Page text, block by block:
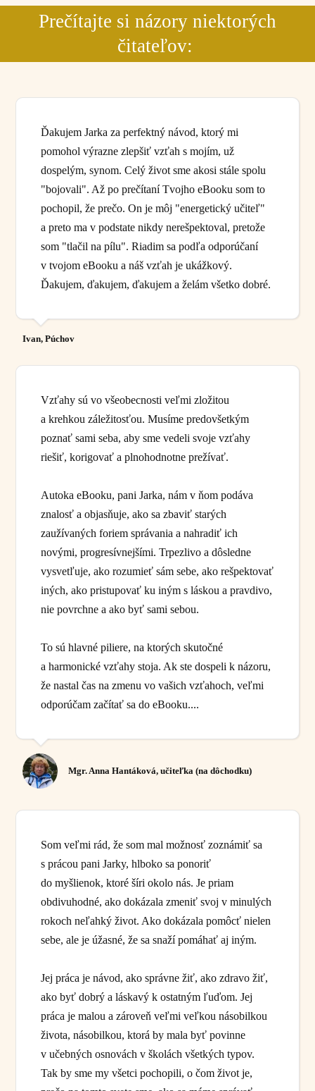
Prečítajte si názory niektorých
čitateľov:
Ďakujem Jarka za perfektný návod, ktorý mi
pomohol výrazne zlepšiť vzťah s mojím, už
dospelým, synom. Celý život sme akosi stále spolu
"bojovali". Až po prečítaní Tvojho eBooku som to
pochopil, že prečo. On je môj "energetický učiteľ"
a preto ma v podstate nikdy nerešpektoval, pretože
som "tlačil na pílu". Riadim sa podľa odporúčaní
v tvojom eBooku a náš vzťah je ukážkový.
Ďakujem, ďakujem, ďakujem a želám všetko dobré.
Ivan, Púchov
Vzťahy sú vo všeobecnosti veľmi zložitou
a krehkou záležitosťou. Musíme predovšetkým
poznať sami seba, aby sme vedeli svoje vzťahy
riešiť, korigovať a plnohodnotne prežívať.
Autoka eBooku, pani Jarka, nám v ňom podáva
znalosť a objasňuje, ako sa zbaviť starých
zaužívaných foriem správania a nahradiť ich
novými, progresívnejšími. Trpezlivo a dôsledne
vysvetľuje, ako rozumieť sám sebe, ako rešpektovať
iných, ako pristupovať ku iným s láskou a pravdivo,
nie povrchne a ako byť sami sebou.
To sú hlavné piliere, na ktorých skutočné
a harmonické vzťahy stoja. Ak ste dospeli k názoru,
že nastal čas na zmenu vo vašich vzťahoch, veľmi
odporúčam začítať sa do eBooku....
Mgr. Anna Hantáková, učiteľka (na dôchodku)
Som veľmi rád, že som mal možnosť zoznámiť sa
s prácou pani Jarky, hlboko sa ponoriť
do myšlienok, ktoré šíri okolo nás. Je priam
obdivuhodné, ako dokázala zmeniť svoj v minulých
rokoch neľahký život. Ako dokázala pomôcť nielen
sebe, ale je úžasné, že sa snaží pomáhať aj iným.
Jej práca je návod, ako správne žiť, ako zdravo žiť,
ako byť dobrý a láskavý k ostatným ľuďom. Jej
práca je malou a zároveň veľmi veľkou násobilkou
života, násobilkou, ktorá by mala byť povinne
v učebných osnovách v školách všetkých typov.
Tak by sme my všetci pochopili, o čom život je,